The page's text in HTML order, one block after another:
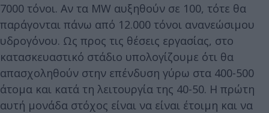
7000 τόνοι. Αν τα MW αυξηθούν σε 100, τότε θα
παράγονται πάνω από 12.000 τόνοι ανανεώσιμου
υδρογόνου. Ως προς τις θέσεις εργασίας, στο
κατασκευαστικό στάδιο υπολογίζουμε ότι θα
απασχοληθούν στην επένδυση γύρω στα 400-500
άτομα και κατά τη λειτουργία της 40-50. Η πρώτη
αυτή μονάδα στόχος είναι να είναι έτοιμη και να